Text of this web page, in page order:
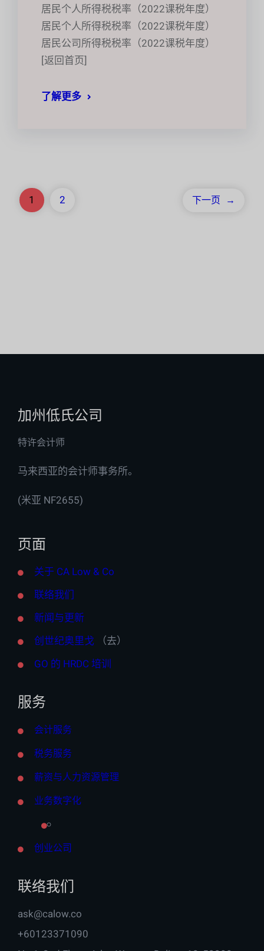
居民个人所得税税率（2022课税年度）
居民个人所得税税率（2022课税年度）
居民公司所得税税率（2022课税年度）
[返回首页]
了解更多
1 2 下一页 →
加州低氏公司
特许会计师
马来西亚的会计师事务所。
(米亚 NF2655)
页面
关于 CA Low & Co
联络我们
新闻与更新
创世纪奥里戈 （去）
GO 的 HRDC 培训
服务
会计服务
税务服务
薪资与人力资源管理
业务数字化
创业公司
联络我们
ask@calow.co
+60123371090